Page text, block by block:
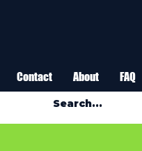
Contact About FAQ